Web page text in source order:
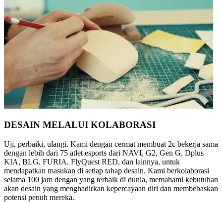
DESAIN MELALUI KOLABORASI
Uji, perbaiki, ulangi. Kami dengan cermat membuat 2c bekerja sama
dengan lebih dari 75 atlet esports dari NAVI, G2, Gen G, Dplus
KIA, BLG, FURIA, FlyQuest RED, dan lainnya, untuk
mendapatkan masukan di setiap tahap desain. Kami berkolaborasi
selama 100 jam dengan yang terbaik di dunia, memahami kebutuhan
akan desain yang menghadirkan kepercayaan diri dan membebaskan
potensi penuh mereka.